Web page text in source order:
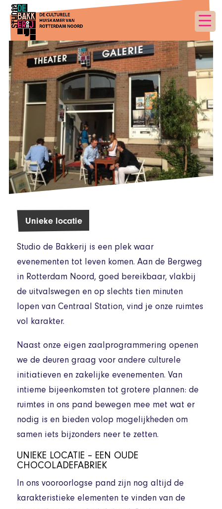
Unieke locatie
Studio de Bakkerij is een plek waar
evenementen tot leven komen. Aan de Bergweg
in Rotterdam Noord, goed bereikbaar, vlakbij
de uitvalswegen en op slechts tien minuten
lopen van Centraal Station, vind je onze ruimtes
vol karakter.
Naast onze eigen zaalprogrammering openen
we de deuren graag voor andere culturele
initiatieven en zakelijke evenementen. Van
intieme bijeenkomsten tot grotere plannen: de
ruimtes in ons pand bewegen mee met wat er
nodig is en bieden volop mogelijkheden om
samen iets bijzonders neer te zetten.
UNIEKE LOCATIE – EEN OUDE
CHOCOLADEFABRIEK
In ons vooroorlogse pand zijn nog altijd de
karakteristieke elementen te vinden van de